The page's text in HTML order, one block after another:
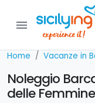
menu
Home Vacanze in
Noleggio
delle Femmine